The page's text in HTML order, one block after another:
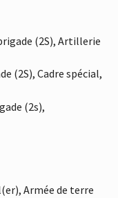
(2S), Artillerie
(2S), Cadre spécial,
(2s),
Armée de terre